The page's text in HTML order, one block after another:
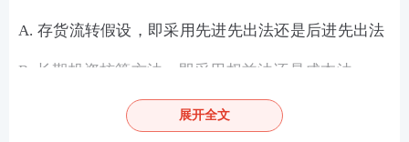
A. 存货流转假设，即采用先进先出法还是后进先出法
B. 长期投资核算方法，即采用权益法还是成本法
C. 固定资产折旧是采用加速折旧法还是直线法
展开全文